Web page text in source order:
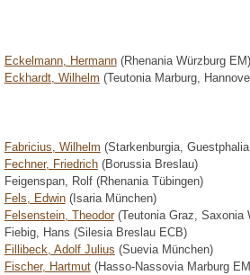
Eckelmann, Hermann(Rhenania Würzburg EM)
Eckhardt, Wilhelm (Teutonia Marburg,
Fabricius, Wilhelm (Starkenburgia,
Fechner, Friedrich(Borussia Breslau)
Feigenspan, Rolf (Rhenania Tübingen)
Fels, Edwin(Isaria München)
Felsenstein, Theodor(Teutonia Graz, Saxonia
Fiebig, Hans (Silesia Breslau ECB)
Fillibeck, Adolf Julius (Suevia München)
Fischer, Hartmut(Hasso-Nassovia Marburg